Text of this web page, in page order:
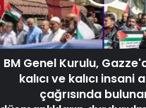
BM Genel Kurulu,
kalıcı ve kalıcı insani
çağrısında